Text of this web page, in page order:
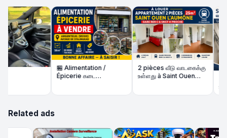
🏪 Alimentation /
Épicerie கடை
2 pièces வீடு வாடகைக்கு
உள்ளது à Saint Ouen
Related ads